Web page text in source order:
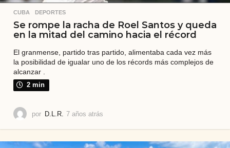
CUBA ,DEPORTES
Se rompe la racha de Roel Santos y queda
en la mitad del camino hacia el récord
El granmense, partido tras partido, alimentaba cada vez más
la posibilidad de igualar uno de los récords más complejos de
alcanzar .
2 min
por D.L.R. 7 años atrás
o